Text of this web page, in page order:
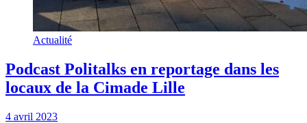
Actualité
Podcast Politalks en reportage dans les
locaux de la Cimade Lille
4 avril 2023